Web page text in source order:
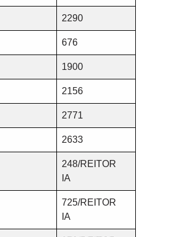
2290
676
1900
2156
2771
2633
248/REITOR
IA
725/REITOR
IA